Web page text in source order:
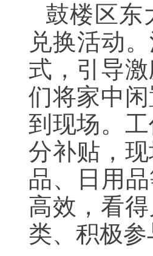
鼓楼区东
兑换活动
式，引导
们将家中
到现场。
分补贴，
品、日用
高效，看
类、积极